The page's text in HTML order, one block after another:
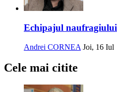
Echipajul naufragiului
Andrei CORNEA Joi, 16 Iul
Cele mai citite